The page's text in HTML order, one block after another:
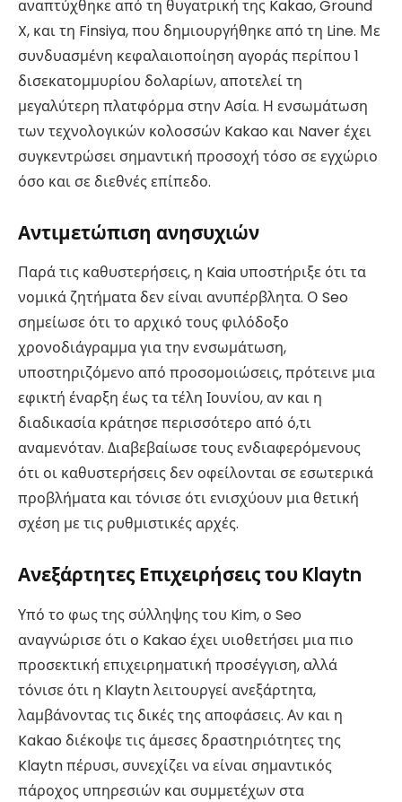
αναπτύχθηκε από τη θυγατρική της Kakao, Ground
X, και τη Finsiya, που δημιουργήθηκε από τη Line. Με
συνδυασμένη κεφαλαιοποίηση αγοράς περίπου 1
δισεκατομμυρίου δολαρίων, αποτελεί τη
μεγαλύτερη πλατφόρμα στην Ασία. Η ενσωμάτωση
των τεχνολογικών κολοσσών Kakao και Naver έχει
συγκεντρώσει σημαντική προσοχή τόσο σε εγχώριο
όσο και σε διεθνές επίπεδο.
Αντιμετώπιση ανησυχιών
Παρά τις καθυστερήσεις, η Kaia υποστήριξε ότι τα
νομικά ζητήματα δεν είναι ανυπέρβλητα. Ο Seo
σημείωσε ότι το αρχικό τους φιλόδοξο
χρονοδιάγραμμα για την ενσωμάτωση,
υποστηριζόμενο από προσομοιώσεις, πρότεινε μια
εφικτή έναρξη έως τα τέλη Ιουνίου, αν και η
διαδικασία κράτησε περισσότερο από ό,τι
αναμενόταν. Διαβεβαίωσε τους ενδιαφερόμενους
ότι οι καθυστερήσεις δεν οφείλονται σε εσωτερικά
προβλήματα και τόνισε ότι ενισχύουν μια θετική
σχέση με τις ρυθμιστικές αρχές.
Ανεξάρτητες Επιχειρήσεις του Klaytn
Υπό το φως της σύλληψης του Kim, ο Seo
αναγνώρισε ότι ο Kakao έχει υιοθετήσει μια πιο
προσεκτική επιχειρηματική προσέγγιση, αλλά
τόνισε ότι η Klaytn λειτουργεί ανεξάρτητα,
λαμβάνοντας τις δικές της αποφάσεις. Αν και η
Kakao διέκοψε τις άμεσες δραστηριότητες της
Klaytn πέρυσι, συνεχίζει να είναι σημαντικός
πάροχος υπηρεσιών και συμμετέχων στα